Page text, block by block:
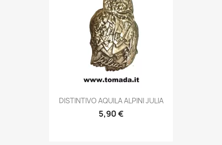
Anteprima
DISTINTIVO AQUILA ALPINI JULIA
5,90 €